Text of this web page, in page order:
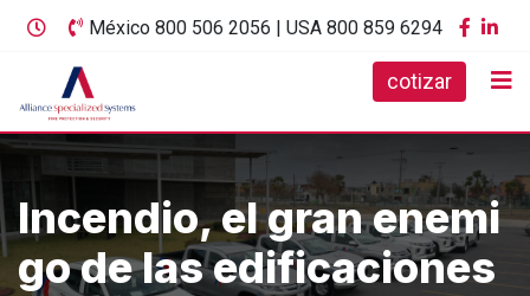
México 800 506 2056 | USA 800 859 6294
cotizar
Incendio, el gran enemi
go de las edificaciones